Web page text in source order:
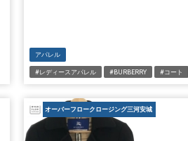
アパレル
#レディースアパレル #BURBERRY #コート
オーバーフロークロージング三河安城